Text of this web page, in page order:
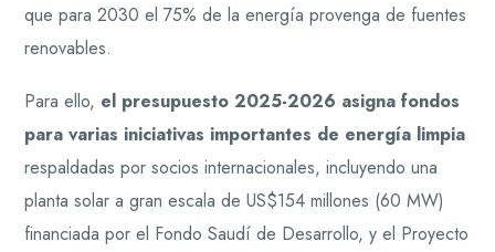
que para 2030 el 75% de la energía provenga de fuentes
renovables.
Para ello, el presupuesto 2025-2026 asigna fondos
para varias iniciativas importantes de energía limpia
respaldadas por socios internacionales, incluyendo una
planta solar a gran escala de US$154 millones (60 MW)
financiada por el Fondo Saudí de Desarrollo, y el Proyecto